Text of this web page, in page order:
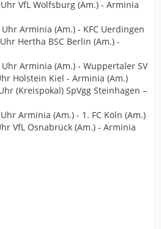
VfL Wolfsburg (Am.) - Arminia
Arminia (Am.) - KFC Uerdingen
Hertha BSC Berlin (Am.) -
Uhr Arminia (Am.) - Wuppertaler SV
Holstein Kiel - Arminia (Am.)
(Kreispokal) SpVgg Steinhagen –
Arminia (Am.) - 1. FC Köln (Am.)
VfL Osnabrück (Am.) - Arminia